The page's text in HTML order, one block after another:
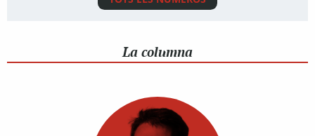
La columna